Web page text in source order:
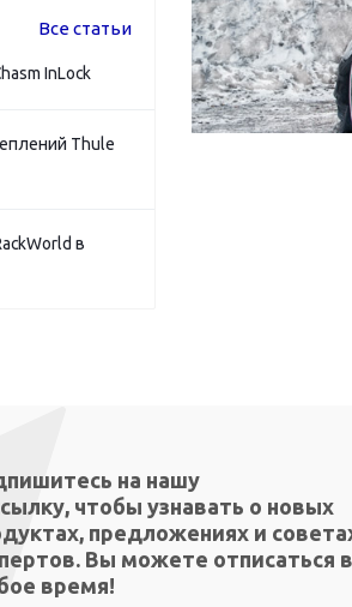
Все статьи
InLock
Thule
в
на нашу
чтобы узнавать о новых
предложениях и
Вы можете отписаться в
время!